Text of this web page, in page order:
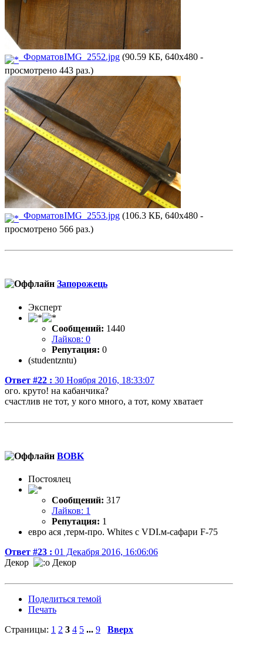
ФорматовIMG_2552.jpg (90.59 КБ, 640x480 -
просмотрено 443 раз.)
ФорматовIMG_2553.jpg (106.3 КБ, 640x480 -
просмотрено 566 раз.)
Запорожець
Эксперт
Сообщений: 1440
Лайков: 0
Репутация: 0
(studentzntu)
Ответ #22 : 30 Ноября 2016, 18:33:07
ого. круто! на кабанчика?
счастлив не тот, у кого много, а тот, кому хватает
BOBK
Постоялец
Сообщений: 317
Лайков: 1
Репутация: 1
евро ася ,терм-про. Whites c VDI.м-сафари F-75
Ответ #23 : 01 Декабря 2016, 16:06:06
Декор
Декор
Поделиться темой
Печать
Страницы: 1 2 3 4 5 ... 9
Вверх